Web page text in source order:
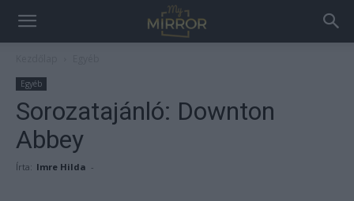
Egyéb
Sorozatajánló: Downton
Abbey
Írta: Imre Hilda -